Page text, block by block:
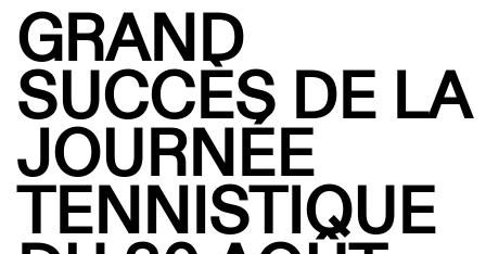
GRAND
SUCCÈS DE LA
JOURNÉE
TENNISTIQUE